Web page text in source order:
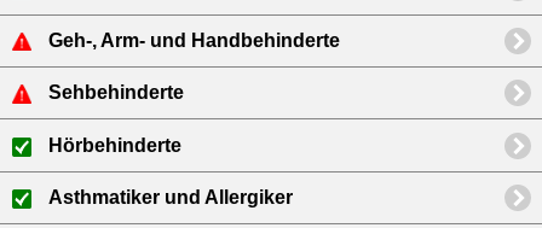
Geh-, Arm- und Handbehinderte
Sehbehinderte
Hörbehinderte
Asthmatiker und Allergiker